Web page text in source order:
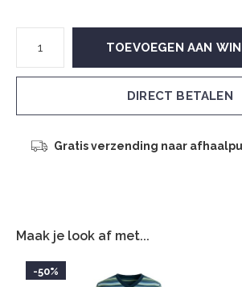
TOEVOEGEN AAN
DIRECT BETALEN
Gratis verzending naar
Maak je look af met...
-50%